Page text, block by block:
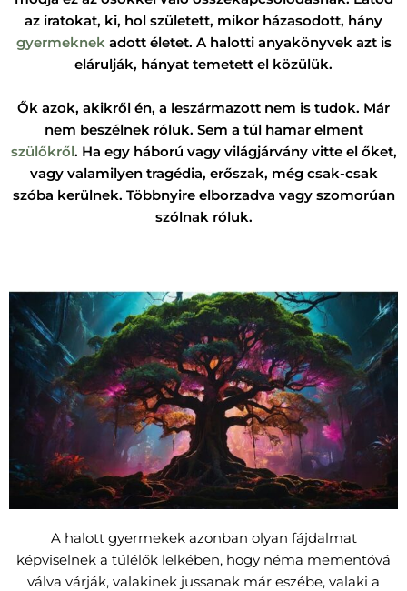
az iratokat, ki, hol született, mikor házasodott, hány
gyermeknekadott életet. A halotti anyakönyvek azt is
elárulják, hányat temetett el közülük.
Ők azok, akikről én, a leszármazott nem is tudok. Már
nem beszélnek róluk. Sem a túl hamar elment
szülőkről. Ha egy háború vagy világjárvány vitte el őket,
vagy valamilyen tragédia, erőszak, még csak-csak
szóba kerülnek. Többnyire elborzadva vagy szomorúan
szólnak róluk.
A halott gyermekek azonban olyan fájdalmat
képviselnek a túlélők lelkében, hogy néma mementóvá
válva várják, valakinek jussanak már eszébe, valaki a